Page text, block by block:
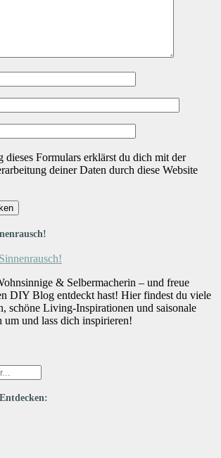
dieses Formulars erklärst du dich mit der
deiner Daten durch diese Website
& Selbermacherin – und freue
DIY Blog entdeckt hast! Hier findest du viele
schöne Living-Inspirationen und saisonale
um und lass dich inspirieren!